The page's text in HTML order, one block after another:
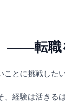
――転
とに挑戦した
経験は活き